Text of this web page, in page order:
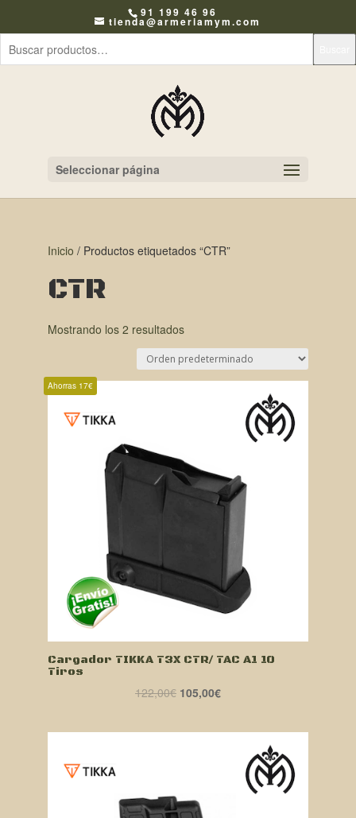
91 199 46 96
tienda@armeriamym.com
Seleccionar página
Inicio / Productos etiquetados “CTR”
CTR
Mostrando los 2 resultados
Ahorras 17€
Cargador TIKKA T3X CTR/ TAC A1 10
Tiros
122,00€ El
original
105,00€El
actual
105,00€.